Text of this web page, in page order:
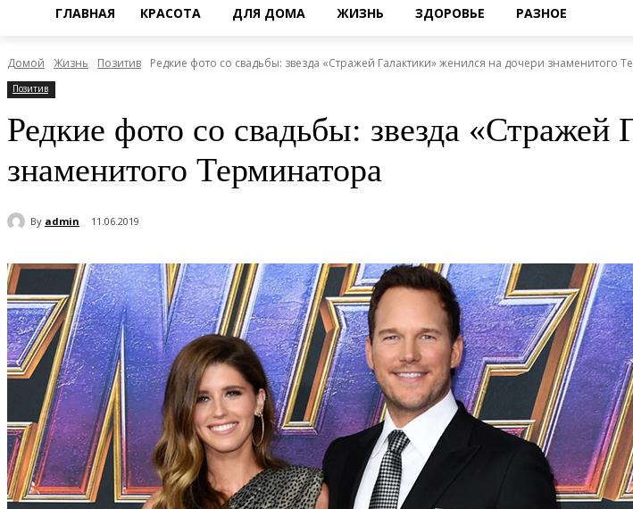
ГЛАВНАЯ КРАСОТА ДЛЯ ДОМА ЖИЗНЬ ЗДОРОВЬЕ РАЗНОЕ
Домой Жизнь Позитив Редкие фото со свадьбы: звезда «Стражей Галактики» женился на дочери знаменитого
Позитив
Редкие фото со свадьбы: звезда «Стражей
знаменитого Терминатора
By admin 11.06.2019